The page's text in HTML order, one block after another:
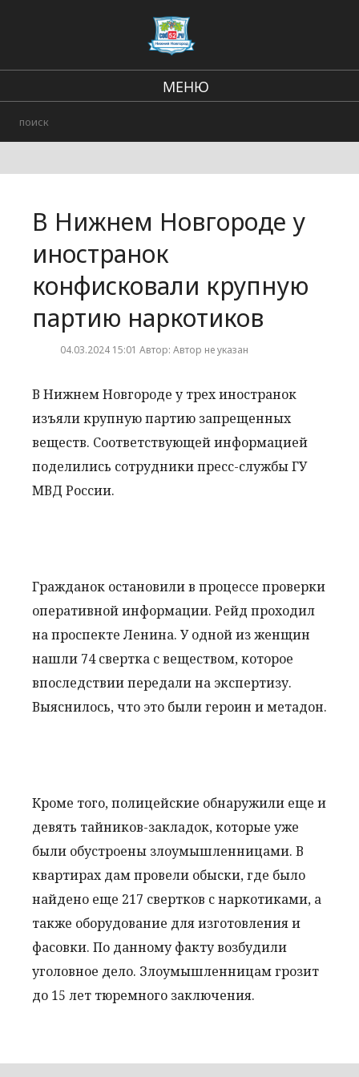
МЕНЮ
Городские события
В Нижнем Новгороде у
иностранок
конфисковали крупную
партию наркотиков
04.03.2024 15:01 Автор: Автор не указан
В Нижнем Новгороде у трех иностранок
изъяли крупную партию запрещенных
веществ. Соответствующей информацией
поделились сотрудники пресс-службы ГУ
МВД России.
Гражданок остановили в процессе проверки
оперативной информации. Рейд проходил
на проспекте Ленина. У одной из женщин
нашли 74 свертка с веществом, которое
впоследствии передали на экспертизу.
Выяснилось, что это были героин и метадон.
Кроме того, полицейские обнаружили еще и
девять тайников-закладок, которые уже
были обустроены злоумышленницами. В
квартирах дам провели обыски, где было
найдено еще 217 свертков с наркотиками, а
также оборудование для изготовления и
фасовки. По данному факту возбудили
уголовное дело. Злоумышленницам грозит
до 15 лет тюремного заключения.